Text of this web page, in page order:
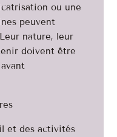
ou une
peuvent
nature, leur
doivent être
et des activités